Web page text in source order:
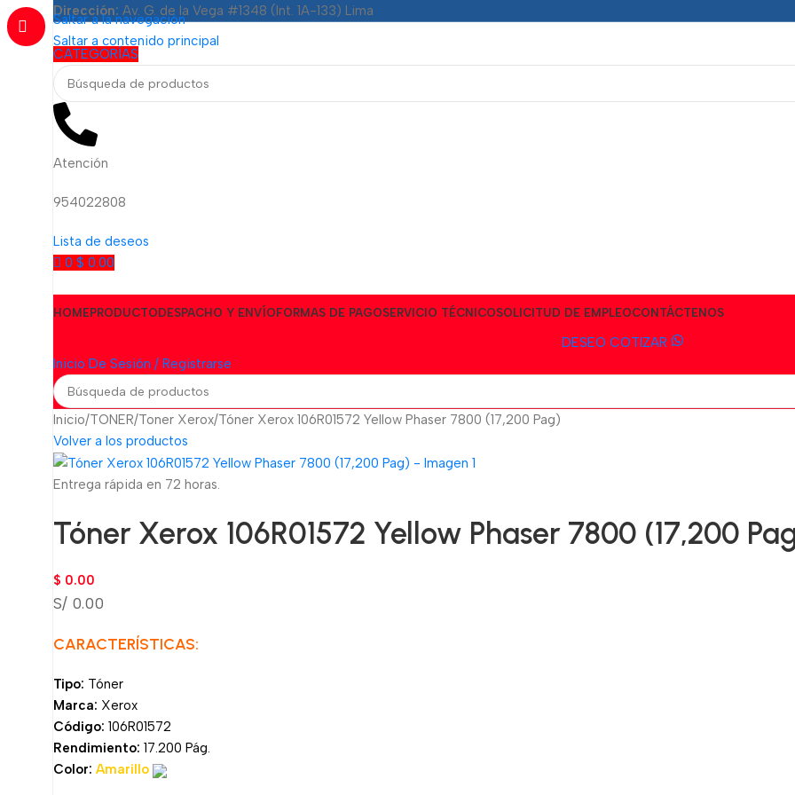
Saltar a la navegación
Saltar a contenido principal
Dirección: Av. G. de la Vega #1348 (Int. 1A-133) Lima
CATEGORÍAS
Atención
954022808
Lista de deseos
0 $ 0.00
HOMEPRODUCTO DESPACHO Y ENVÍO FORMAS DE PAGOSERVICIO TÉCNICOSOLICITUD DE EMPLEOCONTÁCTENOS
DESEO COTIZAR
Inicio De Sesión / Registrarse
Inicio TONER Toner Xerox Tóner Xerox 106R01572 Yellow Phaser 7800 (17,200 Pag)
Volver a los productos
Entrega rápida en 72 horas.
Tóner Xerox 106R01572 Yellow Phaser 7800 (17,200
$ 0.00
S/ 0.00
CARACTERÍSTICAS:
Tipo: Tóner
Marca: Xerox
Código: 106R01572
Rendimiento: 17.200 Pág.
Color: Amarillo